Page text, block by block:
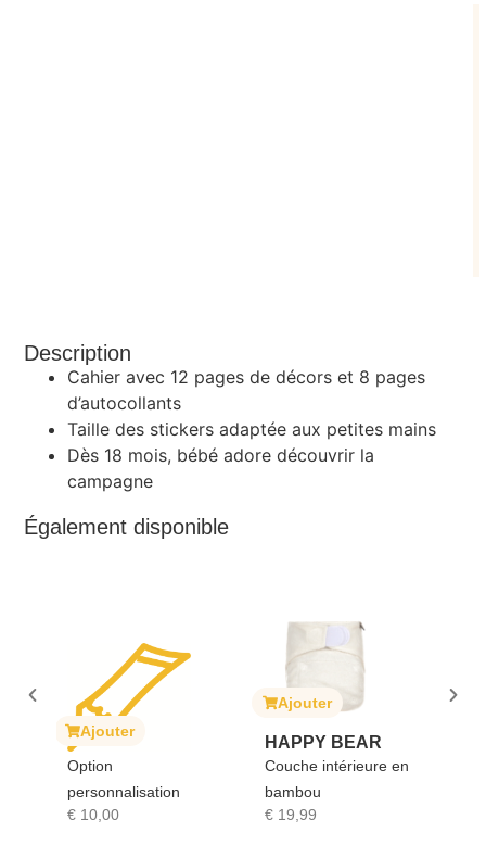
Description
Cahier avec 12 pages de décors et 8 pages
d’autocollants
Taille des stickers adaptée aux petites mains
Dès 18 mois, bébé adore découvrir la
campagne
Également disponible
Ajouter
Option
personnalisation
€ 10,00
Ajouter
HAPPY BEAR
Couche intérieure en
bambou
€19,99